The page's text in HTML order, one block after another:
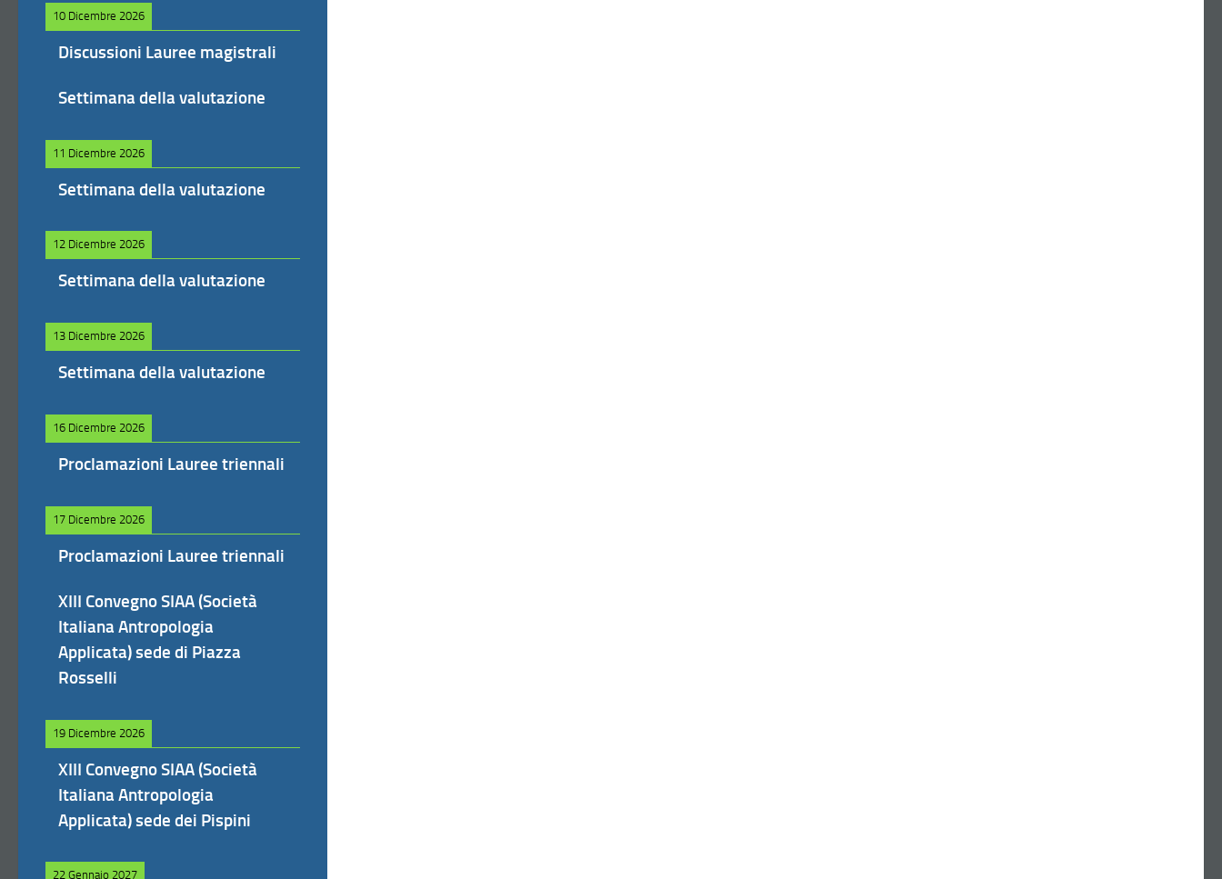
10 Dicembre 2026
Discussioni Lauree magistrali
Settimana della valutazione
11 Dicembre 2026
Settimana della valutazione
12 Dicembre 2026
Settimana della valutazione
13 Dicembre 2026
Settimana della valutazione
16 Dicembre 2026
Proclamazioni Lauree triennali
17 Dicembre 2026
Proclamazioni Lauree triennali
XIII Convegno SIAA (Società
Italiana Antropologia
Applicata) sede di Piazza
Rosselli
19 Dicembre 2026
XIII Convegno SIAA (Società
Italiana Antropologia
Applicata) sede dei Pispini
22 Gennaio 2027